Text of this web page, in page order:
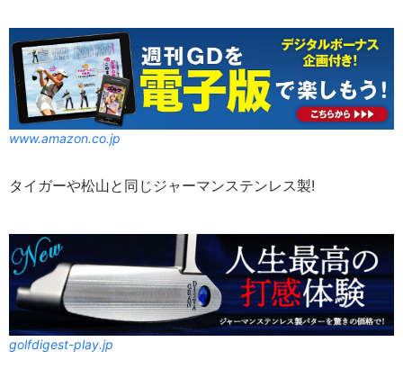
www.amazon.co.jp
タイガーや松山と同じジャーマンステンレス製!
golfdigest-play.jp